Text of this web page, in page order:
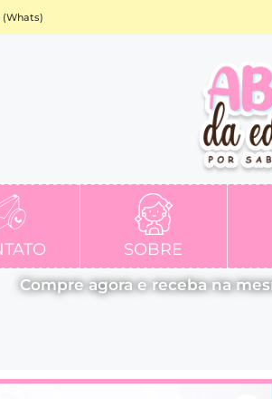
SOBRE
Compre agora e receba na